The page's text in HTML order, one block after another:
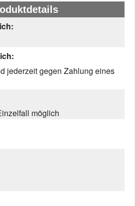
jederzeit gegen Zahlung eines
möglich